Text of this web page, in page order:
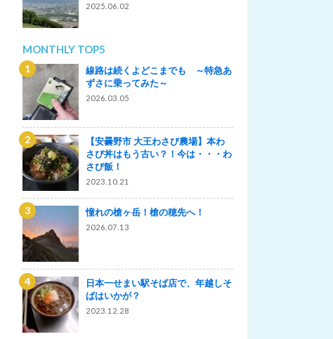
2025.06.02
MONTHLY TOP5
線路は続くよどこまでも ～特急あ
ずさに乗ってみた～
2026.03.05
【安曇野市 大王わさび農場】本わ
さび丼はもう古い？！今は・・・わ
さび飯！
2023.10.21
憧れの槍ヶ岳！槍の穂先へ！
2026.07.13
日本一せまい駅そば店で、年越しそ
ばはいかが？
2023.12.28